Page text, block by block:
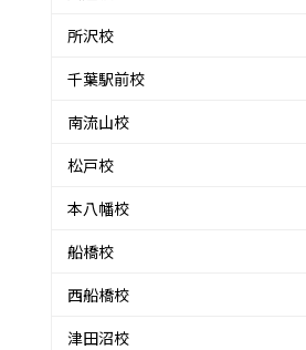
所沢校
千葉駅前校
南流山校
松戸校
本八幡校
船橋校
西船橋校
津田沼校